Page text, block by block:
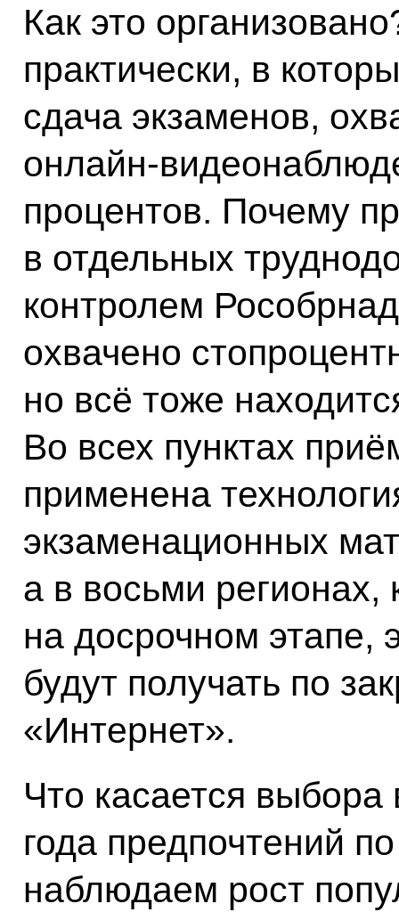
Как это
практически, в
сдача экзаменов,
процентов. Почему
в отдельных
контролем
охвачено
но всё тоже
Во всех пунктах
применена
экзаменационных
а в восьми регионах,
на досрочном этапе,
будут получать по
«Интернет».
Что касается
года предпочтений
наблюдаем рост